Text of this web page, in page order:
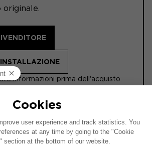
originale.
informazioni prima dell'acquisto.